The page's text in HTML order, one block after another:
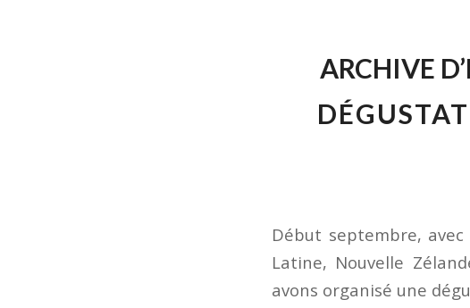
ARCHIVE
Début septembre,
Latine, Nouvelle
avons organisé une